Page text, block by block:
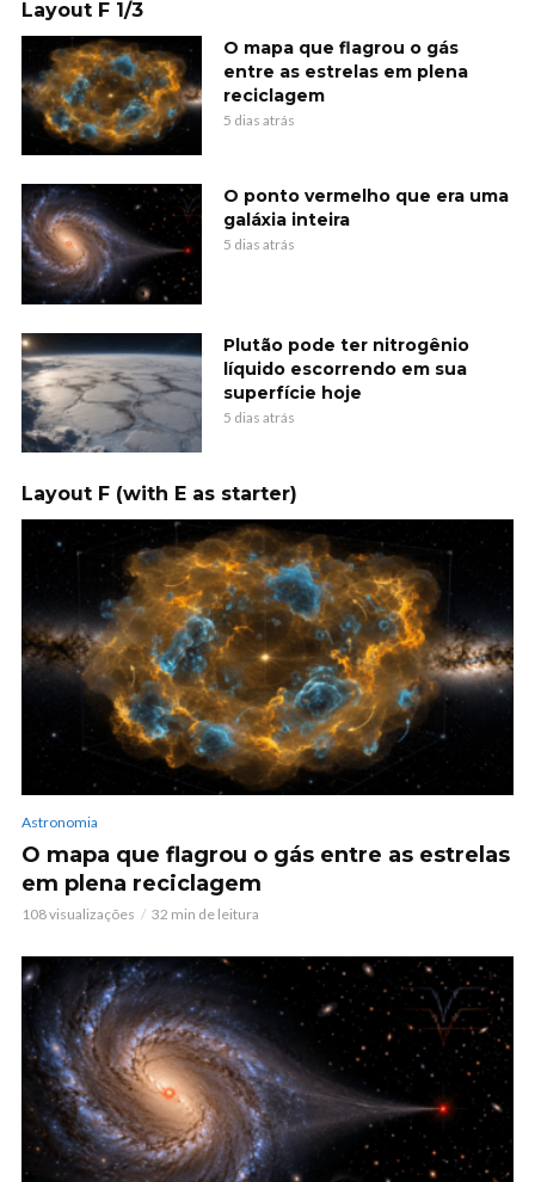
Layout F 1/3
O mapa que flagrou o gás
entre as estrelas em plena
reciclagem
5 dias atrás
O ponto vermelho que era uma
galáxia inteira
5 dias atrás
Plutão pode ter nitrogênio
líquido escorrendo em sua
superfície hoje
5 dias atrás
Layout F (with E as starter)
Astronomia
O mapa que flagrou o gás entre as estrelas
em plena reciclagem
108 visualizações 32 min de leitura